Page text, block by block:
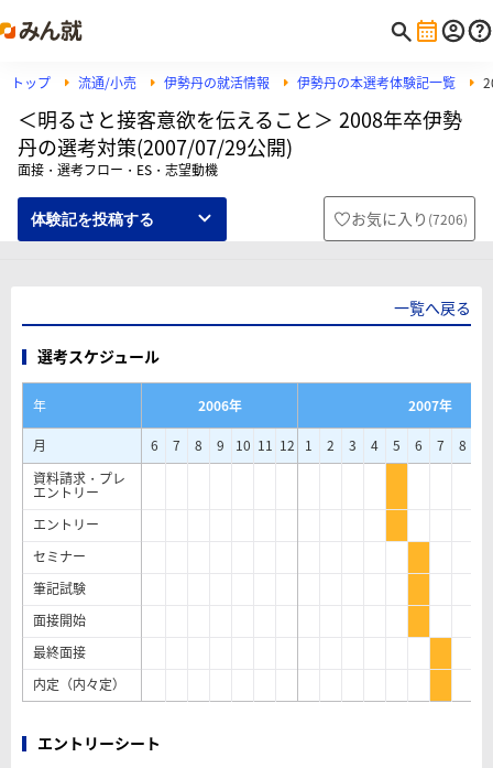
トップ 流通/小売 伊勢丹の就活情報 伊勢丹の本選考体験記一覧
＜明るさと接客意欲を伝えること＞ 2008年卒伊勢
丹の選考対策(2007/07/29公開)
面接・選考フロー・ES・志望動機
体験記を投稿する お気に入り (7206)
一覧へ戻る
選考スケジュール
年 2006年
2007年
月
6 7 8 9 10 11 12 1 2 3 4 5 6 7 8
資料請求・プレ
エントリー
エントリー
セミナー
筆記試験
面接開始
最終面接
内定（内々定）
エントリーシート